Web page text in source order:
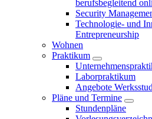
berufsbegleitend
Security
Technologie- und
Entrepreneurship
Wohnen
Praktikum
Laborpraktikum
Angebote
Pläne und Termine
Stundenpläne